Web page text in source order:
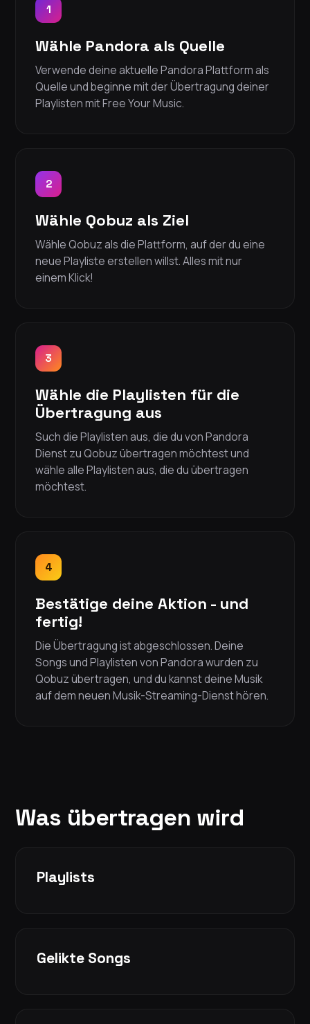
1
Wähle Pandora als Quelle
Verwende deine aktuelle Pandora Plattform als
Quelle und beginne mit der Übertragung deiner
Playlisten mit Free Your Music.
2
Wähle Qobuz als Ziel
Wähle Qobuz als die Plattform, auf der du eine
neue Playliste erstellen willst. Alles mit nur
einem Klick!
3
Wähle die Playlisten für die
Übertragung aus
Such die Playlisten aus, die du von Pandora
Dienst zu Qobuz übertragen möchtest und
wähle alle Playlisten aus, die du übertragen
möchtest.
4
Bestätige deine Aktion - und
fertig!
Die Übertragung ist abgeschlossen. Deine
Songs und Playlisten von Pandora wurden zu
Qobuz übertragen, und du kannst deine Musik
auf dem neuen Musik-Streaming-Dienst hören.
Was übertragen wird
Playlists
Gelikte Songs